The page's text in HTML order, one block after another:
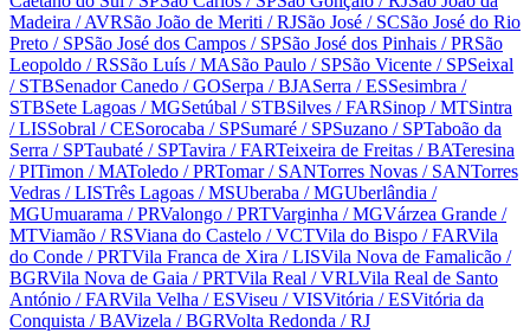
Madeira / AVRSão João de Meriti / RJSão José / SCSão José do Rio
Preto / SPSão José dos Campos / SPSão José dos Pinhais / PRSão
Leopoldo / RSSão Luís / MASão Paulo / SPSão Vicente / SPSeixal
/ STBSenador Canedo / GOSerpa / BJASerra / ESSesimbra /
STBSete Lagoas / MGSetúbal / STBSilves / FARSinop / MTSintra
/ LISSobral / CESorocaba / SPSumaré / SPSuzano / SPTaboão da
Serra / SPTaubaté / SPTavira / FARTeixeira de Freitas / BATeresina
/ PITimon / MAToledo / PRTomar/ SANTorres Novas / SANTorres
Vedras / LISTrês Lagoas / MSUberaba / MGUberlândia /
MGUmuarama / PRValongo / PRTVarginha / MGVárzea Grande /
MTViamão / RSViana do Castelo / VCTVila do Bispo / FARVila
do Conde / PRTVila Franca de Xira / LISVila Nova de Famalicão /
BGRVila Nova de Gaia / PRTVila Real / VRLVila Real de Santo
António / FARVila Velha / ESViseu / VISVitória / ESVitória da
Conquista / BAVizela / BGRVolta Redonda / RJ